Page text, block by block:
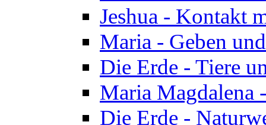
Jeshua - Kontakt
Maria - Geben
Die Erde - Tiere
Maria Magdalena
Die Erde -